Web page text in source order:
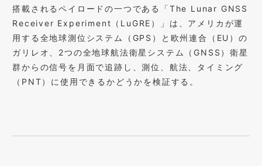
搭載されるペイロードの一つである「The Lunar GNSS
Receiver Experiment（LuGRE）」は、アメリカが運
用する全地球測位システム（GPS）と欧州連合（EU）の
ガリレオ、2つの全地球航法衛星システム（GNSS）衛星
群からの信号を月面で追跡し、測位、航法、タイミング
（PNT）に使用できるかどうかを検証する。